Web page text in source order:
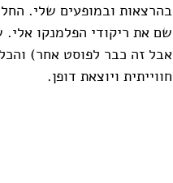
בהרצאות ובמופעים שלי.
שם את ריקודי הפלמנקו
אבל זה כבר לפוסט אחר)
חווייתית ויוצאת דופן.